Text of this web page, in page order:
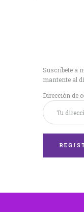
Suscríbete a
mantente al
Dirección de